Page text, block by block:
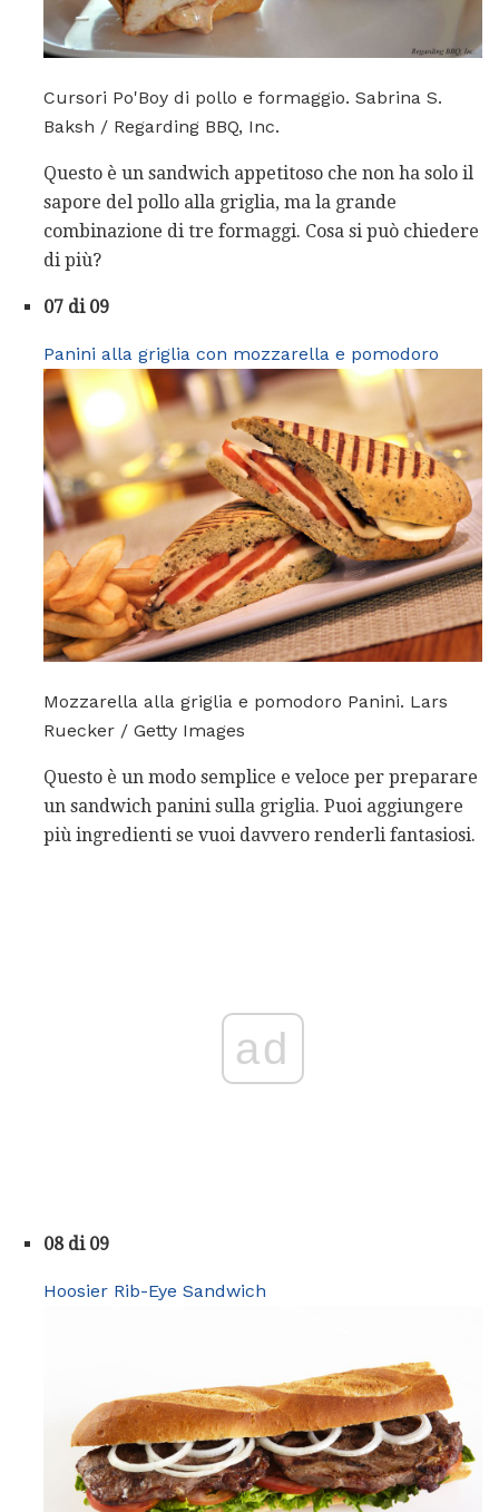
Cursori Po'Boy di pollo e formaggio. Sabrina S.
Baksh / Regarding BBQ, Inc.
Questo è un sandwich appetitoso che non ha solo il
sapore del pollo alla griglia, ma la grande
combinazione di tre formaggi. Cosa si può chiedere
di più?
07 di 09
Panini alla griglia con mozzarella e pomodoro
Mozzarella alla griglia e pomodoro Panini. Lars
Ruecker / Getty Images
Questo è un modo semplice e veloce per preparare
un sandwich panini sulla griglia. Puoi aggiungere
più ingredienti se vuoi davvero renderli fantasiosi.
ad
08 di 09
Hoosier Rib-Eye Sandwich